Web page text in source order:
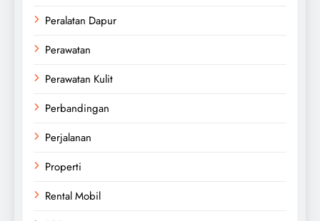
Peralatan Dapur
Perawatan
Perawatan Kulit
Perbandingan
Perjalanan
Properti
Rental Mobil